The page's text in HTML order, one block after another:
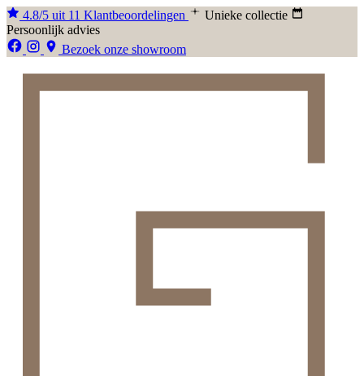
4.8/5 uit 11 Klantbeoordelingen
Unieke collectie
Persoonlijk advies
Bezoek onze showroom